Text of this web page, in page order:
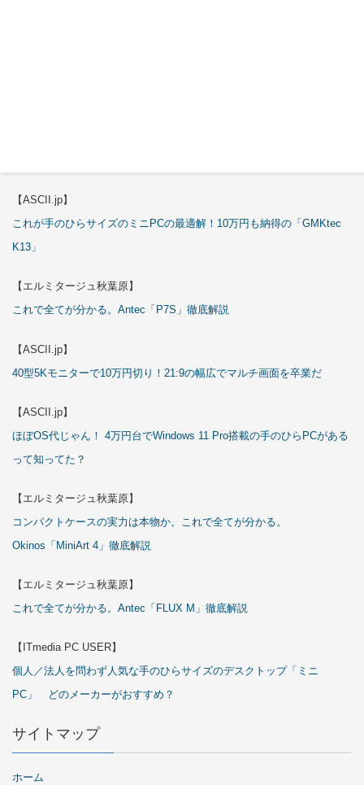
【ASCII.jp】
これが手のひらサイズのミニPCの最適解！10万円も納得の「GMKtec
K13」
【エルミタージュ秋葉原】
これで全てが分かる。Antec「P7S」徹底解説
【ASCII.jp】
40型5Kモニターで10万円切り！21:9の幅広でマルチ画面を卒業だ
【ASCII.jp】
ほぼOS代じゃん！ 4万円台でWindows 11 Pro搭載の手のひらPCがある
って知ってた？
【エルミタージュ秋葉原】
コンパクトケースの実力は本物か。これで全てが分かる。
Okinos「MiniArt 4」徹底解説
【エルミタージュ秋葉原】
これで全てが分かる。Antec「FLUX M」徹底解説
【ITmedia PC USER】
個人／法人を問わず人気な手のひらサイズのデスクトップ「ミニ
PC」 どのメーカーがおすすめ？
サイトマップ
ホーム